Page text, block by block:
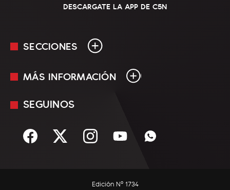
DESCARGATE LA APP DE C5N
SECCIONES
En Vivo
Sociedad
MÁS INFORMACIÓN
Mediakit
Términos y condiciones
SEGUINOS
Edición Nº 1734